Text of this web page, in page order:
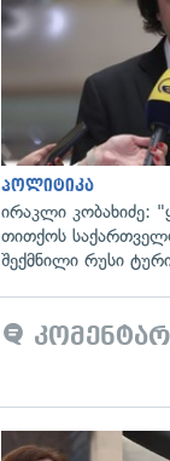
პოლიტიკა
ირაკლი კობახიძე:
თითქოს
შექმნილი რუსი